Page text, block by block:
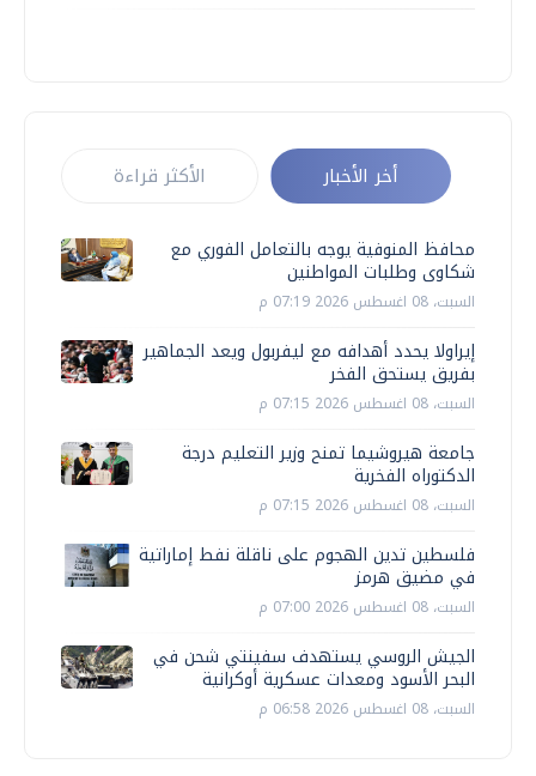
أخر الأخبار الأكثر قراءة
محافظ المنوفية يوجه بالتعامل الفوري مع
شكاوى وطلبات المواطنين
السبت، 08 اغسطس 2026 07:19 م
إيراولا يحدد أهدافه مع ليفربول ويعد الجماهير
بفريق يستحق الفخر
السبت، 08 اغسطس 2026 07:15 م
جامعة هيروشيما تمنح وزير التعليم درجة
الدكتوراه الفخرية
السبت، 08 اغسطس 2026 07:15 م
فلسطين تدين الهجوم على ناقلة نفط إماراتية
في مضيق هرمز
السبت، 08 اغسطس 2026 07:00 م
الجيش الروسي يستهدف سفينتي شحن في
البحر الأسود ومعدات عسكرية أوكرانية
السبت، 08 اغسطس 2026 06:58 م